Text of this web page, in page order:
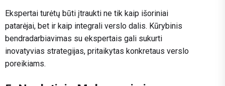
Ekspertai turėtų būti įtraukti ne tik kaip išoriniai
patarėjai, bet ir kaip integrali verslo dalis. Kūrybinis
bendradarbiavimas su ekspertais gali sukurti
inovatyvias strategijas, pritaikytas konkretaus verslo
poreikiams.